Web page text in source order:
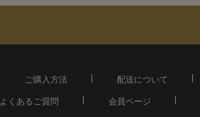
ご購入方法 配送について
よくあるご質問
会員ページ